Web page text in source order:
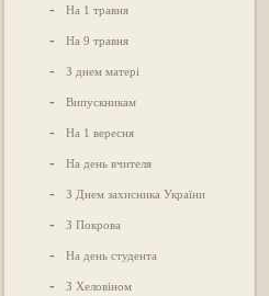
- На 1 травня
- На 9 травня
- З днем матері
- Випускникам
- На 1 вересня
- На день вчителя
- З Днем захисника України
- З Покрова
- На день студента
- З Хеловіном